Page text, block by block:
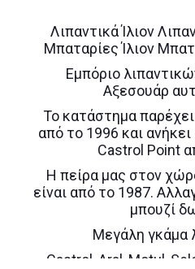
Λιπαντικά Ίλιον
Μπαταρίες Ίλιον
Eμπόριο
Αξεσουάρ
Το κατάστημα
από το 1996 και
Castrol Point
Η πείρα μας στον
είναι από το 1987.
μπουζί
Μεγάλη γκάμα
Castrol, Aral, Motul,